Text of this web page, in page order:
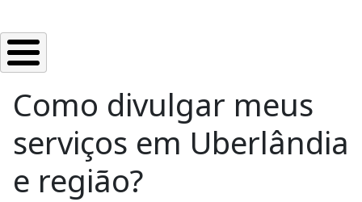
Como divulgar meus
serviços em Uberlândia
e região?